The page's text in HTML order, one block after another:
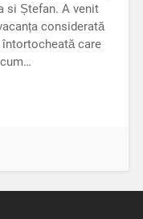
si Ștefan. A venit
considerată
care